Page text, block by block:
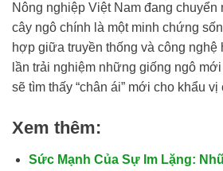
Nông nghiệp Việt Nam đang chuyển
cây ngô chính là một minh chứng
hợp giữa truyền thống và công nghệ
lần trải nghiệm những giống ngô
sẽ tìm thấy “chân ái” mới cho khẩu vị
Xem thêm:
Sức Mạnh Của Sự Im Lặng: